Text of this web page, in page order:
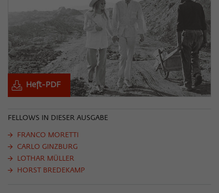
Heft-PDF
FELLOWS IN DIESER AUSGABE
FRANCO MORETTI
CARLO GINZBURG
LOTHAR MÜLLER
HORST BREDEKAMP